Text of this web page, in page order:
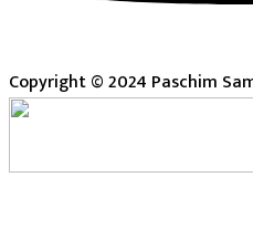
Copyright © 2024 Paschim